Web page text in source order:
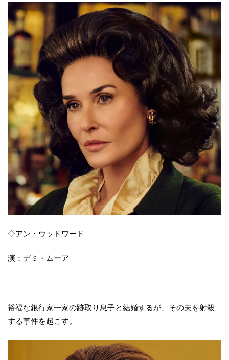
◇アン・ウッドワード
演：デミ・ムーア
裕福な銀行家一家の跡取り息子と結婚するが、その夫を射殺
する事件を起こす。